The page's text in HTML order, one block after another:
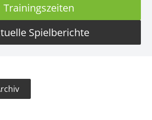
Trainingszeiten
Spielberichte